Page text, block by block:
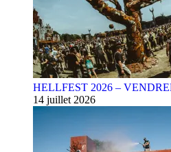
HELLFEST 2026 –
14 juillet 2026